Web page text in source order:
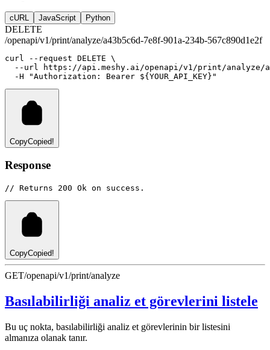
cURL JavaScript Python
DELETE
/openapi/v1/print/analyze/a43b5c6d-7e8f-901a-234b-567c890d1e2f
curl --request DELETE \
--url
https://api.meshy.ai/openapi/v1/print/analyze/
-H
"Authorization: Bearer ${YOUR_API_KEY}"
CopyCopied!
Response
// Returns 200 Ok on success.
CopyCopied!
GET/openapi/v1/print/analyze
Basılabilirliği analiz et görevlerini listele
Bu uç nokta, basılabilirliği analiz et görevlerinin bir listesini
almanıza olanak tanır.